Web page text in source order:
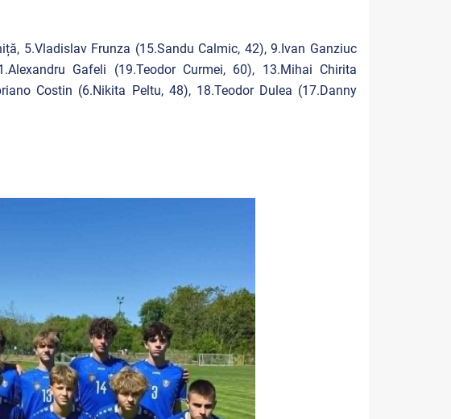
5.Vladislav Frunza (15.Sandu Calmic, 42), 9.Ivan Ganziuc
Gafeli (19.Teodor Curmei, 60), 13.Mihai Chirita
Costin (6.Nikita Peltu, 48), 18.Teodor Dulea (17.Danny